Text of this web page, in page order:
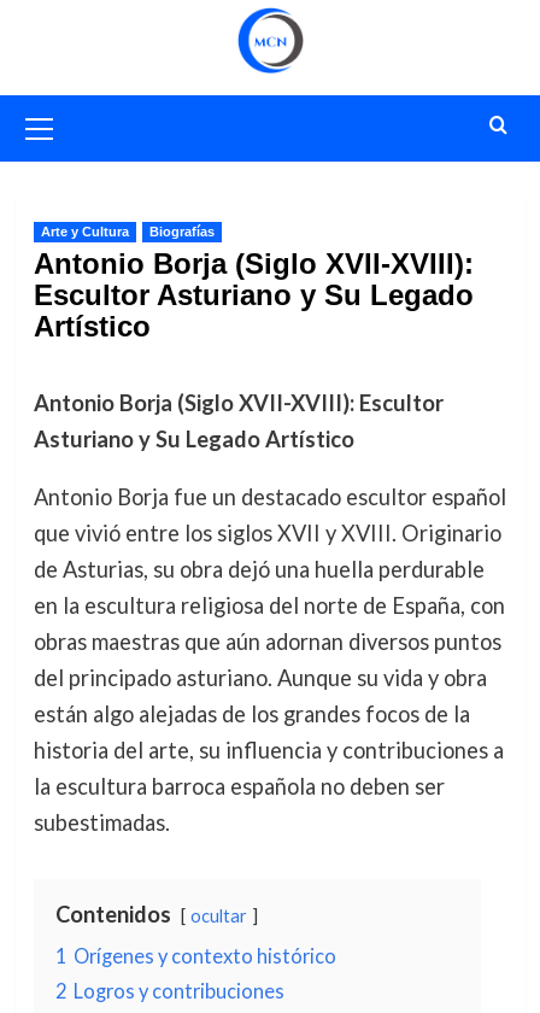
primario
Arte y Cultura Biografías
Antonio Borja (Siglo XVII-XVIII):
Escultor Asturiano y Su Legado
Artístico
Antonio Borja (Siglo XVII-XVIII): Escultor
Asturiano y Su Legado Artístico
Antonio Borja fue un destacado escultor español
que vivió entre los siglos XVII y XVIII. Originario
de Asturias, su obra dejó una huella perdurable
en la escultura religiosa del norte de España, con
obras maestras que aún adornan diversos puntos
del principado asturiano. Aunque su vida y obra
están algo alejadas de los grandes focos de la
historia del arte, su influencia y contribuciones a
la escultura barroca española no deben ser
subestimadas.
Contenidos ocultar
1 Orígenes y contexto histórico
2 Logros y contribuciones